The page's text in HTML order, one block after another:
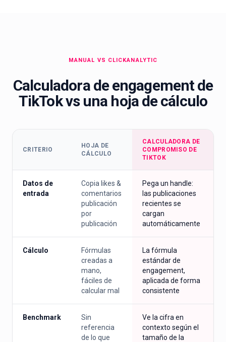
MANUAL VS CLICKANALYTIC
Calculadora de engagement de
TikTok vs una hoja de cálculo
CRITERIO
HOJA DE
CÁLCULO
CALCULADORA DE
COMPROMISO DE
TIKTOK
Datos de
entrada
Copia likes &
comentarios
publicación
por
publicación
Pega un handle:
las publicaciones
recientes se
cargan
automáticamente
Cálculo
Fórmulas
creadas a
mano,
fáciles de
calcular mal
La fórmula
estándar de
engagement,
aplicada de forma
consistente
Benchmark
Sin
referencia
de lo que
Ve la cifra en
contexto según el
tamaño de la